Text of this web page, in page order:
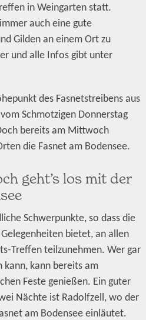
in Weingarten statt.
auch eine gute
Gilden an einem Ort zu
und alle Infos gibt unter
des Fasnetstreibens aus
Schmotzigen Donnerstag
bereits am Mittwoch
die Fasnet am Bodensee.
geht’s los mit der
Schwerpunkte, so dass die
bietet, an allen
Treffen teilzunehmen. Wer gar
kann, kann bereits am
Feste genießen. Ein guter
Nächte ist Radolfzell, wo der
am Bodensee einläutet.